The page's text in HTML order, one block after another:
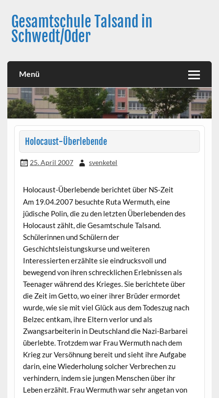
contentGesamtschule Talsand in
Schwedt/Oder
Menü
Holocaust-Überlebende
25. April 2007 svenketel
Holocaust-Überlebende berichtet über NS-Zeit
Am 19.04.2007 besuchte Ruta Wermuth, eine
jüdische Polin, die zu den letzten Überlebenden des
Holocaust zählt, die Gesamtschule Talsand.
Schülerinnen und Schülern der
Geschichtsleistungskurse und weiteren
Interessierten erzählte sie eindrucksvoll und
bewegend von ihren schrecklichen Erlebnissen als
Teenager während des Krieges. Sie berichtete über
die Zeit im Getto, wo einer ihrer Brüder ermordet
wurde, wie sie mit viel Glück aus dem Todeszug nach
Belzec entkam, ihre Eltern verlor und als
Zwangsarbeiterin in Deutschland die Nazi-Barbarei
überlebte. Trotzdem war Frau Wermuth nach dem
Krieg zur Versöhnung bereit und sieht ihre Aufgabe
darin, eine Wiederholung solcher Verbrechen zu
verhindern, indem sie jungen Menschen über ihr
Leben erzählt. Frau Wermuth war sehr angetan von